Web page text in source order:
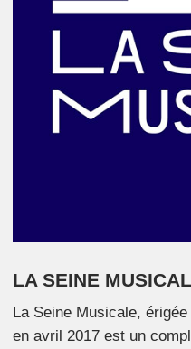
LA SEINE
La Seine Musicale,
en avril 2017 est un